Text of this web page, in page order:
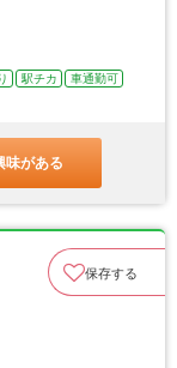
駅チカ
車通勤可
味がある
保存する